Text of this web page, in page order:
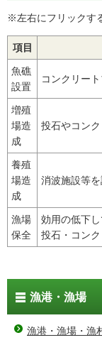
※左右にフリックす
項目
魚礁
設置
コンクリー
増殖
場造
成
投石やコン
養殖
場造
成
消波施設等
漁場
保全
効用の低下
投石・コン
漁港・漁場
漁港・漁場・漁